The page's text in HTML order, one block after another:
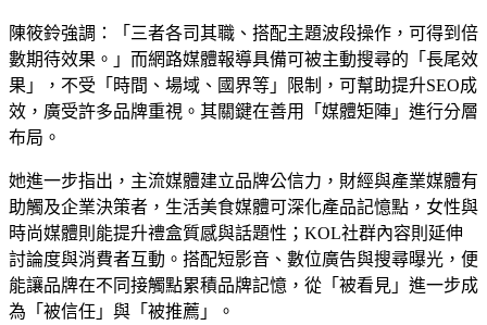
陳筱鈴強調：「三者各司其職、搭配主題波段操作，可得到倍
數期待效果。」而網路媒體報導具備可被主動搜尋的「長尾效
果」，不受「時間、場域、國界等」限制，可幫助提升SEO成
效，廣受許多品牌重視。其關鍵在善用「媒體矩陣」進行分層
布局。
她進一步指出，主流媒體建立品牌公信力，財經與產業媒體有
助觸及企業決策者，生活美食媒體可深化產品記憶點，女性與
時尚媒體則能提升禮盒質感與話題性；KOL社群內容則延伸
討論度與消費者互動。搭配短影音、數位廣告與搜尋曝光，便
能讓品牌在不同接觸點累積品牌記憶，從「被看見」進一步成
為「被信任」與「被推薦」。